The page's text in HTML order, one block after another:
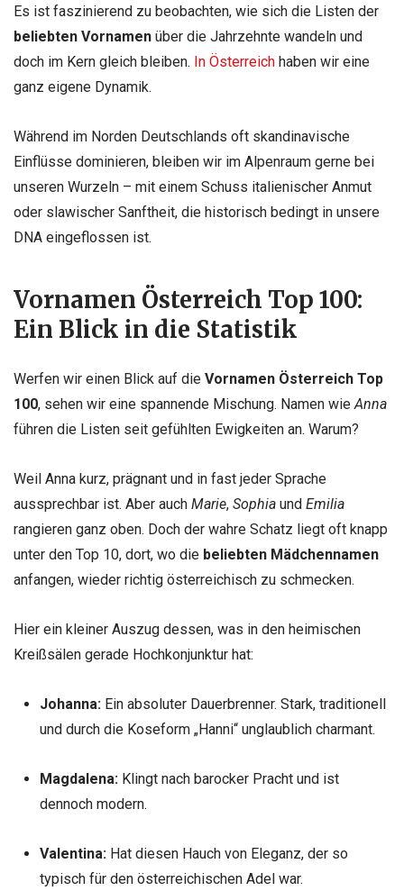
Es ist faszinierend zu beobachten, wie sich die Listen der
beliebten Vornamen über die Jahrzehnte wandeln und
doch im Kern gleich bleiben. In Österreich haben wir eine
ganz eigene Dynamik.
Während im Norden Deutschlands oft skandinavische
Einflüsse dominieren, bleiben wir im Alpenraum gerne bei
unseren Wurzeln – mit einem Schuss italienischer Anmut
oder slawischer Sanftheit, die historisch bedingt in unsere
DNA eingeflossen ist.
Vornamen Österreich Top 100:
Ein Blick in die Statistik
Werfen wir einen Blick auf die Vornamen Österreich Top
100, sehen wir eine spannende Mischung. Namen wie Anna
führen die Listen seit gefühlten Ewigkeiten an. Warum?
Weil Anna kurz, prägnant und in fast jeder Sprache
aussprechbar ist. Aber auch Marie, Sophia und Emilia
rangieren ganz oben. Doch der wahre Schatz liegt oft knapp
unter den Top 10, dort, wo die beliebten Mädchennamen
anfangen, wieder richtig österreichisch zu schmecken.
Hier ein kleiner Auszug dessen, was in den heimischen
Kreißsälen gerade Hochkonjunktur hat:
Johanna:Ein absoluter Dauerbrenner. Stark, traditionell
und durch die Koseform „Hanni“ unglaublich charmant.
Magdalena:Klingt nach barocker Pracht und ist
dennoch modern.
Valentina:Hat diesen Hauch von Eleganz, der so
typisch für den österreichischen Adel war.